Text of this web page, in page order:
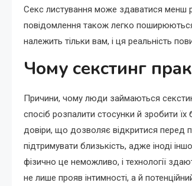
Секс листування може здаватися менш
повідомлення також легко
належить тільки вам, і ця реальність
Чому секстинг
Причини, чому люди займаються
спосіб розпалити стосунки й зробити
довіри, що дозволяє відкритися перед
підтримувати близькість, адже іноді
фізично це неможливо, і технології
не лише прояв інтимності, а й